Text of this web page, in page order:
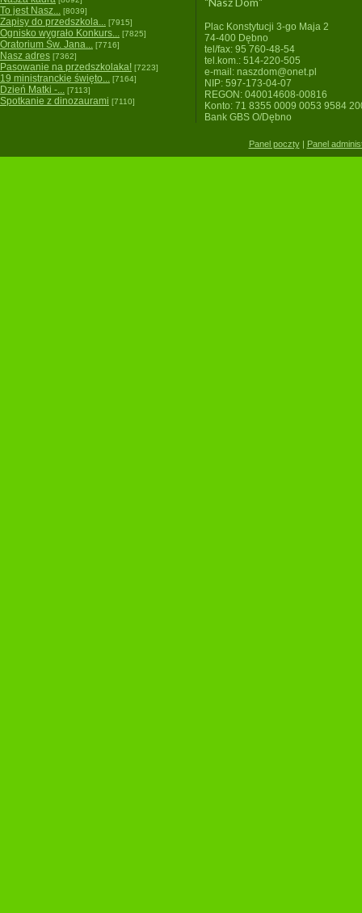
To jest Nasz... [8039]
Zapisy do przedszkola... [7915]
Ognisko wygrało Konkurs... [7825]
Oratorium Św. Jana... [7716]
Nasz adres [7362]
Pasowanie na przedszkolaka! [7223]
19 ministranckie święto... [7164]
Dzień Matki -... [7113]
Spotkanie z dinozaurami [7110]
Plac Konstytucji 3-go Maja 2
74-400 Dębno
tel/fax: 95 760-48-54
tel.kom.: 514-220-505
e-mail: naszdom@onet.pl
NIP: 597-173-04-07
REGON: 040014608-00816
Konto: 71 8355 0009 0053 9584
Bank GBS O/Dębno
Panel poczty| Panel